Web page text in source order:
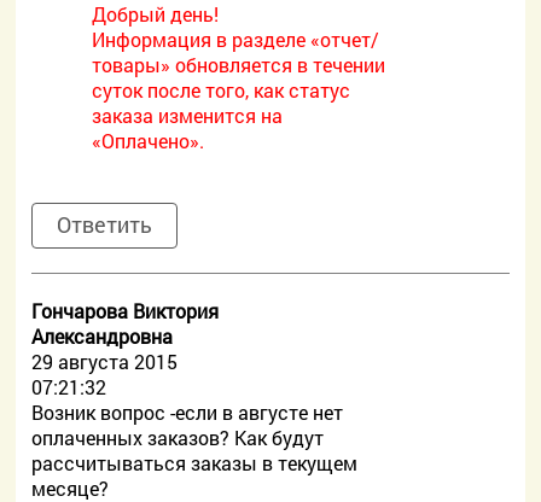
Добрый день!
Информация в разделе «отчет/
товары» обновляется в течении
суток после того, как статус
заказа изменится на
«Оплачено».
Ответить
Гончарова Виктория
Александровна
29 августа 2015
07:21:32
Возник вопрос -если в августе нет
оплаченных заказов? Как будут
рассчитываться заказы в текущем
месяце?